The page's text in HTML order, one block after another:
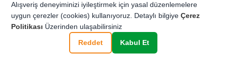
Sipariş
İnteraktif
© 2025 Tüm hakkı saklıdır. Alo Diyet
Alışveriş deneyiminizi iyileştirmek için yasal düzenlemelere
uygun çerezler (cookies) kullanıyoruz. Detaylı bilgiye Çerez
Politikası Üzerinden ulaşabilirsiniz
Reddet
Kabul Et